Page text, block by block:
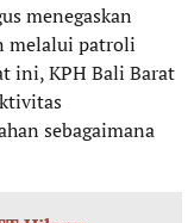
menegaskan
melalui patroli
ini, KPH Bali Barat
sebagaimana